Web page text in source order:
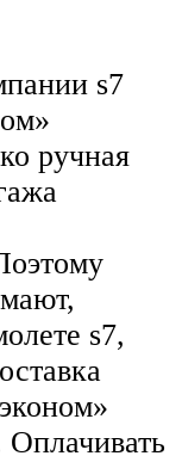
s7
ручная
s7,
Оплачивать